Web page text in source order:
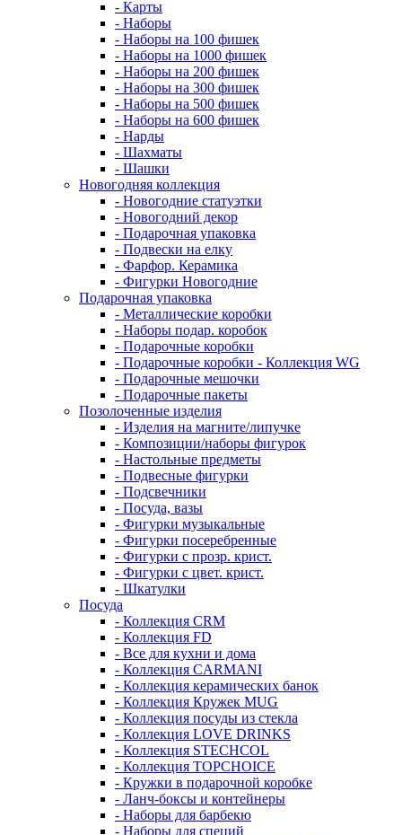
- Карты
- Наборы
- Наборы на 100 фишек
- Наборы на 1000 фишек
- Наборы на 200 фишек
- Наборы на 300 фишек
- Наборы на 500 фишек
- Наборы на 600 фишек
- Нарды
- Шахматы
- Шашки
Новогодняя коллекция
- Новогодние статуэтки
- Новогодний декор
- Подарочная упаковка
- Подвески на елку
- Фарфор. Керамика
- Фигурки Новогодние
Подарочная упаковка
- Металлические коробки
- Наборы подар. коробок
- Подарочные коробки
- Подарочные коробки - Коллекция WG
- Подарочные мешочки
- Подарочные пакеты
Позолоченные изделия
- Изделия на магните/липучке
- Композиции/наборы фигурок
- Настольные предметы
- Подвесные фигурки
- Подсвечники
- Посуда, вазы
- Фигурки музыкальные
- Фигурки посеребренные
- Фигурки с прозр. крист.
- Фигурки с цвет. крист.
- Шкатулки
Посуда
- Коллекция CRM
- Коллекция FD
- Все для кухни и дома
- Коллекция CARMANI
- Коллекция керамических банок
- Коллекция Кружек MUG
- Коллекция посуды из стекла
- Коллекция LOVE DRINKS
- Коллекция STECHСOL
- Коллекция TOPCHOICE
- Кружки в подарочной коробке
- Ланч-боксы и контейнеры
- Наборы для барбекю
- Наборы для специй